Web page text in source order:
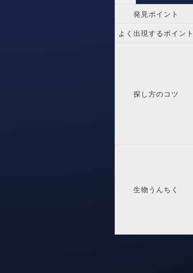
発見ポイント
よく出現するポイント
探し方のコツ
生物うんちく